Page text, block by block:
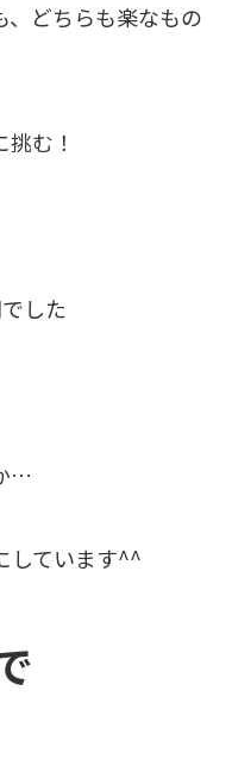
、どちらも楽なもの
む！
した
…
しています^^